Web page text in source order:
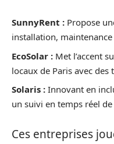
SunnyRent : Propose
installation,
EcoSolar : Met l’accent
locaux de Paris avec
Solaris : Innovant en
un suivi en temps réel
Ces entreprises